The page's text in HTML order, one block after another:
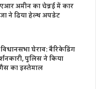
अमीन का चेन्नई में कार
ने दिया हेल्थ अपडेट
विधानसभा घेराव: बैरिकेडिंग
पुलिस ने किया
का इस्तेमाल